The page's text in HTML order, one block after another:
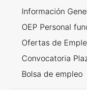
Información
OEP Personal
Ofertas de
Convocatoria
Bolsa de empleo